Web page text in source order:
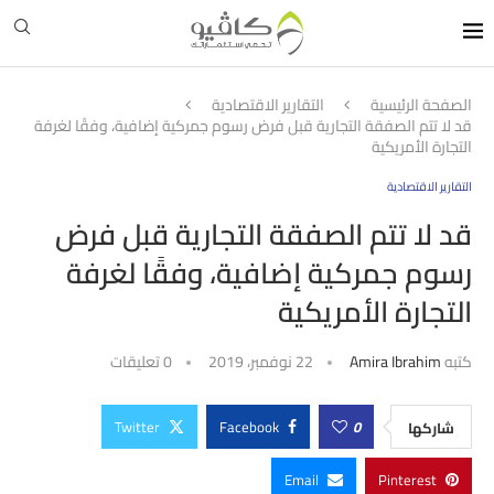
الصفحة الرئيسية التقارير الاقتصادية
قد لا تتم الصفقة التجارية قبل فرض رسوم جمركية إضافية، وفقًا لغرفة
التجارة الأمريكية
التقارير الاقتصادية
قد لا تتم الصفقة التجارية قبل فرض
رسوم جمركية إضافية، وفقًا لغرفة
التجارة الأمريكية
كتبهAmira Ibrahim 22 نوفمبر، 2019 0 تعليقات
شاركها 0
Facebook
Twitter
Pinterest
Email